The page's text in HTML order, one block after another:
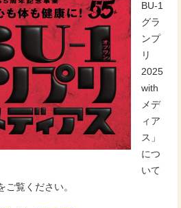
BU-1
グラ
ンプ
リ
2025
with
メデ
ィア
ス」
につ
いて
覧ください。